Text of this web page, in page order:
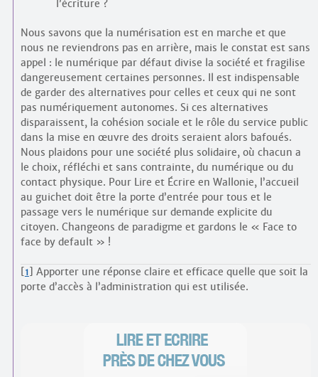
l’écriture ?
Nous savons que la numérisation est en marche et que
nous ne reviendrons pas en arrière, mais le constat est sans
appel : le numérique par défaut divise la société et fragilise
dangereusement certaines personnes. Il est indispensable
de garder des alternatives pour celles et ceux qui ne sont
pas numériquement autonomes. Si ces alternatives
disparaissent, la cohésion sociale et le rôle du service public
dans la mise en œuvre des droits seraient alors bafoués.
Nous plaidons pour une société plus solidaire, où chacun a
le choix, réfléchi et sans contrainte, du numérique ou du
contact physique. Pour Lire et Écrire en Wallonie, l’accueil
au guichet doit être la porte d’entrée pour tous et le
passage vers le numérique sur demande explicite du
citoyen. Changeons de paradigme et gardons le « Face to
face by default » !
[1] Apporter une réponse claire et efficace quelle que soit la
porte d’accès à l’administration qui est utilisée.